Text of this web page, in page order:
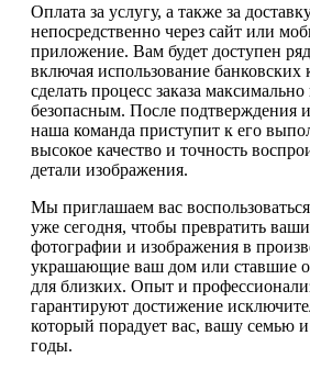
Оплата за услугу, а также за
непосредственно через сайт или
приложение. Вам будет доступен
включая использование банковских
сделать процесс заказа
безопасным. После подтверждения и
наша команда приступит к его
высокое качество и точность
детали изображения.
Мы приглашаем вас
уже сегодня, чтобы превратить
фотографии и изображения в
украшающие ваш дом или ставшие
для близких. Опыт и
гарантируют достижение
который порадует вас, вашу семью
годы.